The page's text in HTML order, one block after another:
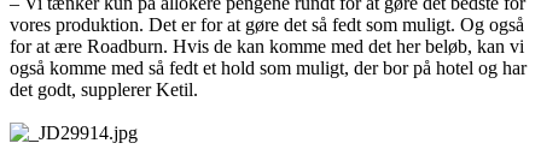
vores produktion. Det er for at gøre det så fedt som muligt. Og også
for at ære Roadburn. Hvis de kan komme med det her beløb, kan vi
også komme med så fedt et hold som muligt, der bor på hotel og har
det godt, supplerer Ketil.